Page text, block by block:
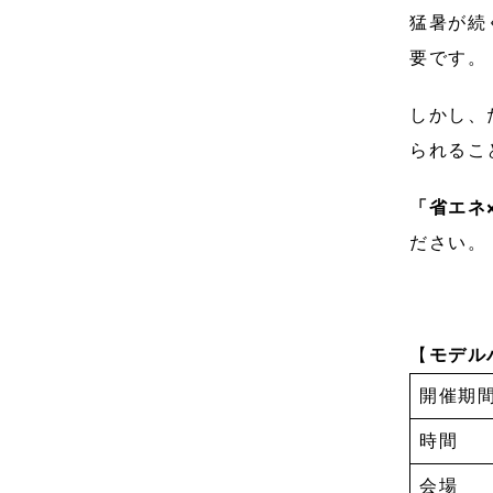
猛暑が続
要です。
しかし
られる
「省エ
ださい。
【 モデ
開催期
時間
会場